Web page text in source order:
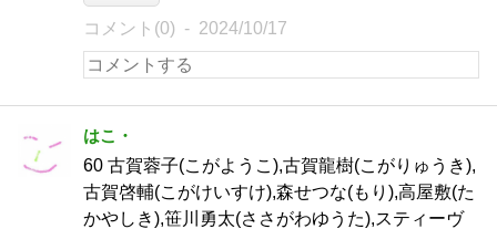
コメント(0) 2024/10/17
はこ・
60 古賀蓉子(こがようこ),古賀龍樹(こがりゅうき),
古賀啓輔(こがけいすけ),森せつな(もり),高屋敷(た
かやしき),笹川勇太(ささがわゆうた),スティーヴ